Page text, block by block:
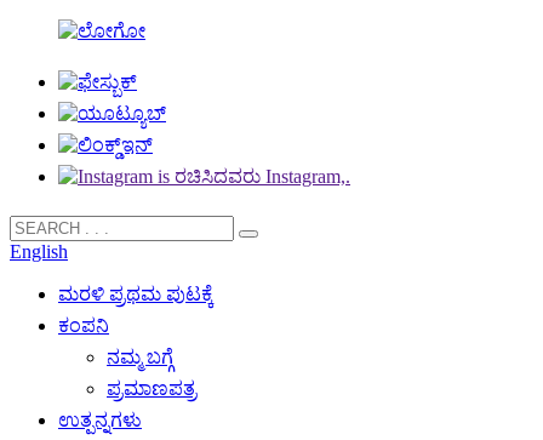
English
ಮರಳಿ ಪ್ರಥಮ ಪುಟಕ್ಕೆ
ಕಂಪನಿ
ನಮ್ಮ ಬಗ್ಗೆ
ಪ್ರಮಾಣಪತ್ರ
ಉತ್ಪನ್ನಗಳು